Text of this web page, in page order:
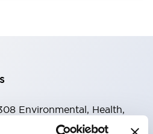
Environmental, Health,
FPD Manufacturing System